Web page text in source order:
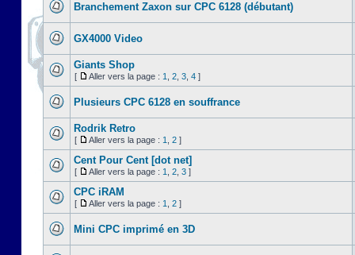
Branchement Zaxon sur CPC 6128 (débutant)
GX4000 Video
Giants Shop
[ Aller vers la page : 1 2 3 4 ]
Plusieurs CPC 6128 en souffrance
Rodrik Retro
[ Aller vers la page : 1 2 ]
Cent Pour Cent [dot net]
[ Aller vers la page : 1 2 3 ]
CPC iRAM
[ Aller vers la page : 1 2 ]
Mini CPC imprimé en 3D